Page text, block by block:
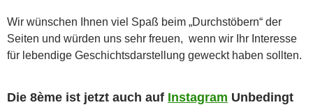
Wir wünschen Ihnen viel Spaß beim „Durchstöbern“ der
Seiten und würden uns sehr freuen, wenn wir Ihr Interesse
für lebendige Geschichtsdarstellung geweckt haben sollten.
Die 8ème ist jetzt auch auf Instagram Unbedingt